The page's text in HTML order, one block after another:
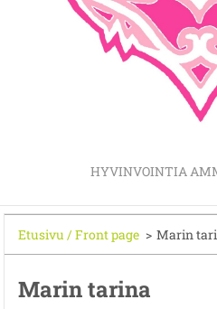
HYVINVOINTIA
Etusivu / Front page > Marin
Marin tarina